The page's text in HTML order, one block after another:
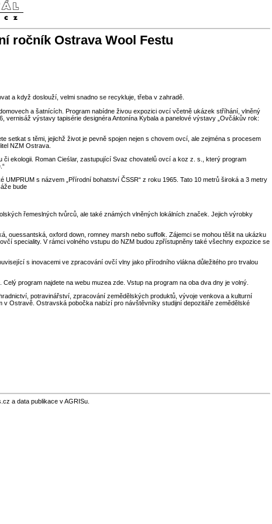
ročník Ostrava Wool Festu
a když doslouží, velmi snadno se recykluje, třeba v zahradě.
a šatnících. Program nabídne živou expozici ovcí včetně ukázek stříhání, vlněný
výstavy tapisérie designéra Antonína Kybala a panelové výstavy „Ovčákův rok:
setkat s těmi, jejichž život je pevně spojen nejen s chovem ovcí, ale zejména s procesem
NZM Ostrava.
ekologii. Roman Cieślar, zastupující Svaz chovatelů ovcí a koz z. s., který program
s názvem „Přírodní bohatství ČSSR“ z roku 1965. Tato 10 metrů široká a 3 metry
bude
řemeslných tvůrců, ale také známých vlněných lokálních značek. Jejich výrobky
ouessantská, oxford down, romney marsh nebo suffolk. Zájemci se mohou těšit na ukázku
speciality. V rámci volného vstupu do NZM budou zpřístupněny také všechny expozice se
s inovacemi ve zpracování ovčí vlny jako přírodního vlákna důležitého pro trvalou
program najdete na webu muzea zde. Vstup na program na oba dva dny je volný.
potravinářství, zpracování zemědělských produktů, vývoje venkova a kulturní
v Ostravě. Ostravská pobočka nabízí pro návštěvníky studijní depozitáře zemědělské
a data publikace v AGRISu.